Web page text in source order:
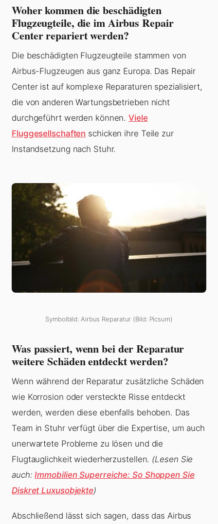
Woher kommen die beschädigten
Flugzeugteile, die im Airbus Repair
Center repariert werden?
Die beschädigten Flugzeugteile stammen von
Airbus-Flugzeugen aus ganz Europa. Das Repair
Center ist auf komplexe Reparaturen spezialisiert,
die von anderen Wartungsbetrieben nicht
durchgeführt werden können.Viele
Fluggesellschaften schicken ihre Teile zur
Instandsetzung nach Stuhr.
Symbolbild: Airbus Reparatur (Bild: Picsum)
Was passiert, wenn bei der Reparatur
weitere Schäden entdeckt werden?
Wenn während der Reparatur zusätzliche Schäden
wie Korrosion oder versteckte Risse entdeckt
werden, werden diese ebenfalls behoben. Das
Team in Stuhr verfügt über die Expertise, um auch
unerwartete Probleme zu lösen und die
Flugtauglichkeit wiederherzustellen. (Lesen Sie
auch:Immobilien Superreiche: So Shoppen Sie
Diskret Luxusobjekte)
Abschließend lässt sich sagen, dass das Airbus